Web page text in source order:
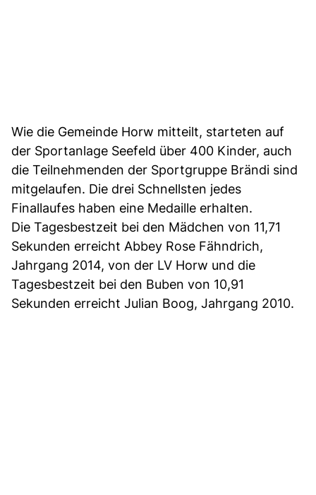
Wie die Gemeinde Horw mitteilt, starteten auf
der Sportanlage Seefeld über 400 Kinder, auch
die Teilnehmenden der Sportgruppe Brändi sind
mitgelaufen. Die drei Schnellsten jedes
Finallaufes haben eine Medaille erhalten.
Die Tagesbestzeit bei den Mädchen von 11,71
Sekunden erreicht Abbey Rose Fähndrich,
Jahrgang 2014, von der LV Horw und die
Tagesbestzeit bei den Buben von 10,91
Sekunden erreicht Julian Boog, Jahrgang 2010.